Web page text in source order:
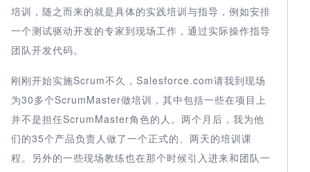
培训，随之而来的就是具体的实践培训与指导，例如安排
一个测试驱动开发的专家到现场工作，通过实际操作指导
团队开发代码。
刚刚开始实施Scrum不久，Salesforce.com请我到现场
为30多个ScrumMaster做培训，其中包括一些在项目上
并不是担任ScrumMaster角色的人。两个月后，我为他
们的35个产品负责人做了一个正式的、两天的培训课
程。另外的一些现场教练也在那个时候引入进来和团队一